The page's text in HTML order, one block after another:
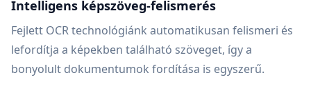
Intelligens képszöveg-felismerés
Fejlett OCR technológiánk automatikusan felismeri és
lefordítja a képekben található szöveget, így a
bonyolult dokumentumok fordítása is egyszerű.